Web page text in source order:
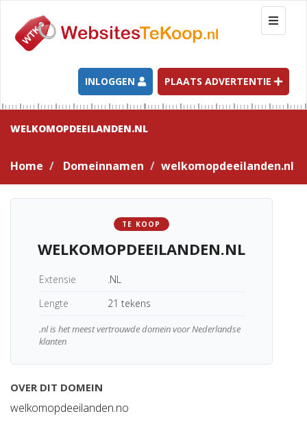
T
o
g
l
e
n
g
a
t
INLOGGEN PLAATS ADVERTENTIE
WELKOMOPDEEILANDEN.NL
Home Domeinnamen welkomopdeeilanden.nl
TE KOOP
WELKOMOPDEEILANDEN.NL
Extensie
.NL
Lengte
21 tekens
.nl is het meest vertrouwde domein voor Nederlandse
klanten
OVER DIT DOMEIN
welkomopdeeilanden.no